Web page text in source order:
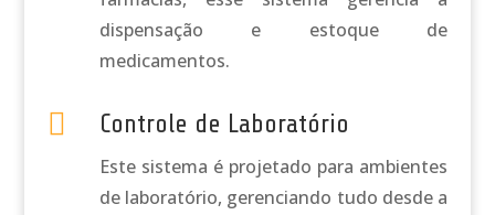
dispensação e estoque de
medicamentos.
 Controle de Laboratório
Este sistema é projetado para ambientes
de laboratório, gerenciando tudo desde a